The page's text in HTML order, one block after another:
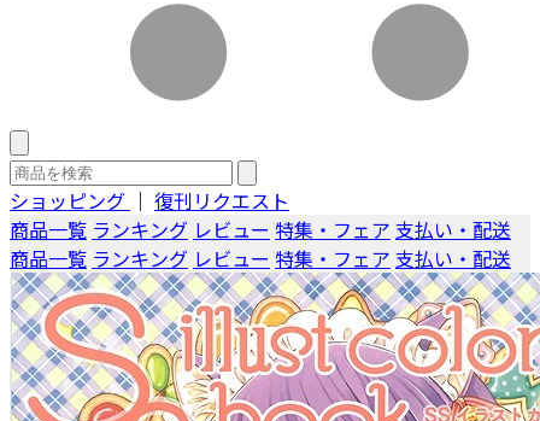
ショッピング ｜ 復刊リクエスト
商品一覧 ランキング レビュー 特集・フェア 支払い・配送
商品一覧 ランキング レビュー 特集・フェア 支払い・配送